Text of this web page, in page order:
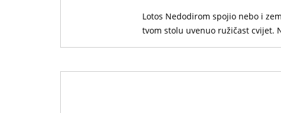
Lotos Nedodirom spojio nebo i
tvom stolu uvenuo ružičast cvijet.